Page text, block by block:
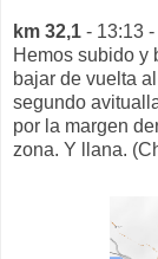
km 32,1 - 13:13
Hemos subido y
bajar de vuelta
segundo
por la margen
zona. Y llana.